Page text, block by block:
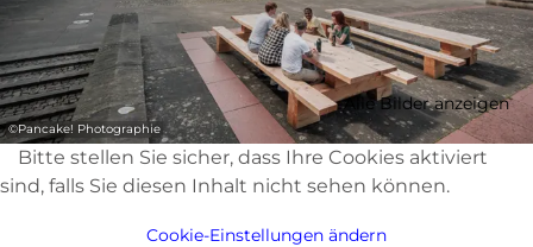
©Pancake! Photographie
Alle Bilder anzeigen
Bitte stellen Sie sicher, dass Ihre Cookies aktiviert
sind, falls Sie diesen Inhalt nicht sehen können.
Cookie-Einstellungen ändern